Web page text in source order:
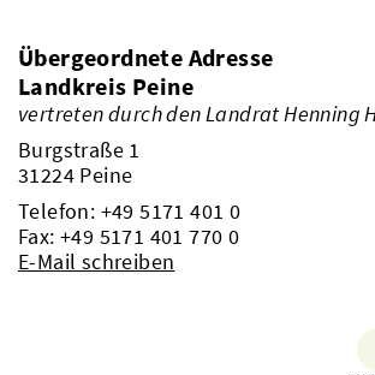
Übergeordnete Adresse
Landkreis Peine
vertreten durch den Landrat Henning
Burgstraße 1
31224 Peine
Telefon: +49 5171 401 0
Fax: +49 5171 401 770 0
E-Mail schreiben